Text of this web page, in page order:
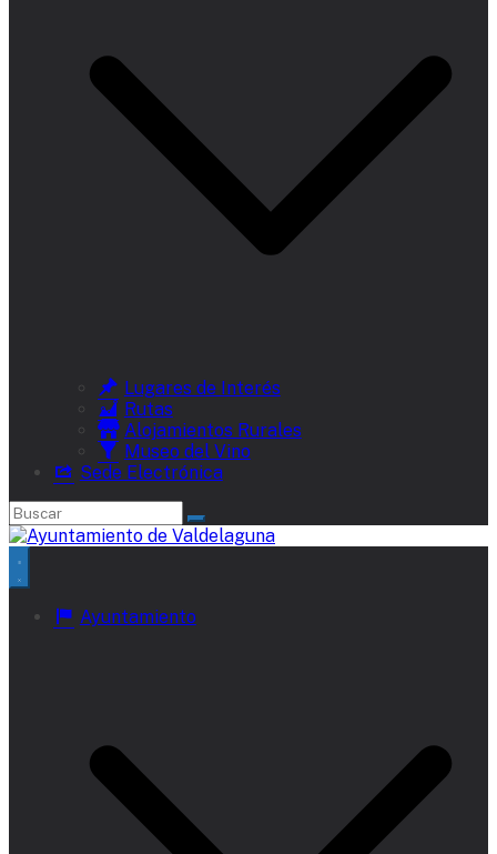
Lugares de Interés
Rutas
Alojamientos Rurales
Museo del Vino
Sede Electrónica
Ayuntamiento